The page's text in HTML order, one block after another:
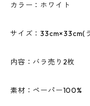
カラー：ホワイト
サイズ：33cm×33cm(
内容：バラ売り2枚
素材：ペーパー100%